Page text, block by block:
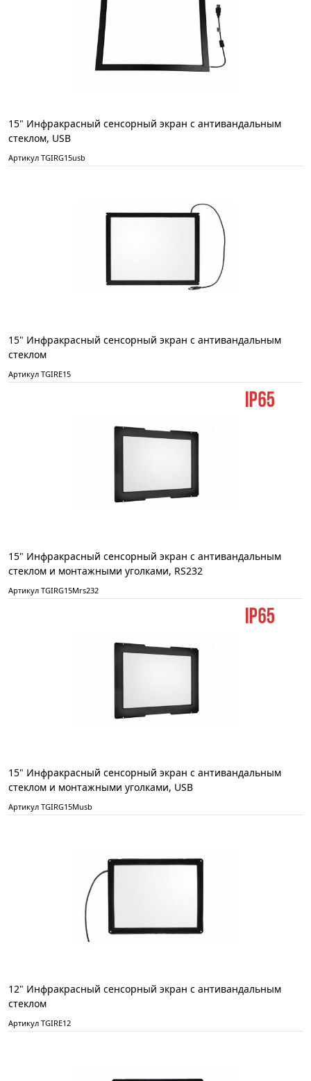
15" Инфракрасный сенсорный экран с антивандальным
стеклом, USB
Артикул TGIRG15usb
15" Инфракрасный сенсорный экран с антивандальным
стеклом
Артикул TGIRE15
15" Инфракрасный сенсорный экран с антивандальным
стеклом и монтажными уголками, RS232
Артикул TGIRG15Mrs232
15" Инфракрасный сенсорный экран с антивандальным
стеклом и монтажными уголками, USB
Артикул TGIRG15Musb
12" Инфракрасный сенсорный экран с антивандальным
стеклом
Артикул TGIRE12